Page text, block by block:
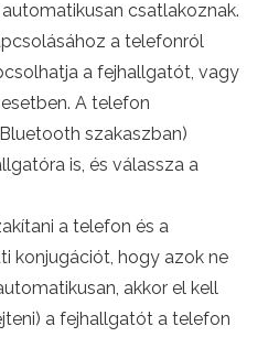
csatlakoznak.
a telefonról
a fejhallgatót, vagy
A telefon
szakaszban)
is, és válassza a
a telefon és a
konjugációt, hogy azok ne
akkor el kell
a fejhallgatót a telefon